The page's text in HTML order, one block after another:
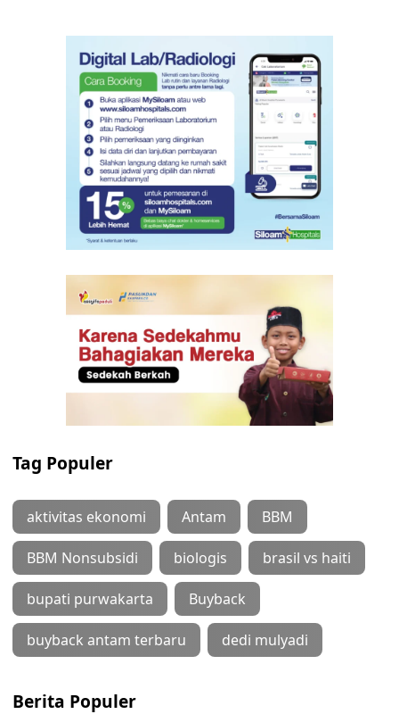
Tag Populer
aktivitas ekonomi Antam BBM
BBM Nonsubsidi biologis brasil vs haiti
bupati purwakarta Buyback
buyback antam terbaru dedi mulyadi
Berita Populer